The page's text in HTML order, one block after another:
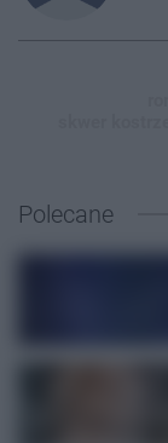
Polecane